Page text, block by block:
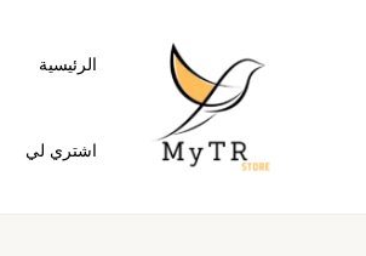
الرئيسية
اشتري لي